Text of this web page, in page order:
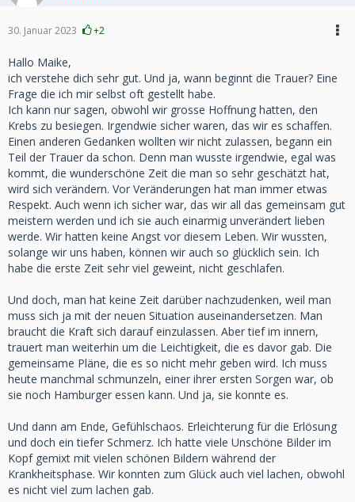
30. Januar 2023 +2
Hallo Maike,
ich verstehe dich sehr gut. Und ja, wann beginnt die Trauer? Eine
Frage die ich mir selbst oft gestellt habe.
Ich kann nur sagen, obwohl wir grosse Hoffnung hatten, den
Krebs zu besiegen. Irgendwie sicher waren, das wir es schaffen.
Einen anderen Gedanken wollten wir nicht zulassen, begann ein
Teil der Trauer da schon. Denn man wusste irgendwie, egal was
kommt, die wunderschöne Zeit die man so sehr geschätzt hat,
wird sich verändern. Vor Veränderungen hat man immer etwas
Respekt. Auch wenn ich sicher war, das wir all das gemeinsam gut
meistern werden und ich sie auch einarmig unverändert lieben
werde. Wir hatten keine Angst vor diesem Leben. Wir wussten,
solange wir uns haben, können wir auch so glücklich sein. Ich
habe die erste Zeit sehr viel geweint, nicht geschlafen.
Und doch, man hat keine Zeit darüber nachzudenken, weil man
muss sich ja mit der neuen Situation auseinandersetzen. Man
braucht die Kraft sich darauf einzulassen. Aber tief im innern,
trauert man weiterhin um die Leichtigkeit, die es davor gab. Die
gemeinsame Pläne, die es so nicht mehr geben wird. Ich muss
heute manchmal schmunzeln, einer ihrer ersten Sorgen war, ob
sie noch Hamburger essen kann. Und ja, sie konnte es.
Und dann am Ende, Gefühlschaos. Erleichterung für die Erlösung
und doch ein tiefer Schmerz. Ich hatte viele Unschöne Bilder im
Kopf gemixt mit vielen schönen Bildern während der
Krankheitsphase. Wir konnten zum Glück auch viel lachen, obwohl
es nicht viel zum lachen gab.